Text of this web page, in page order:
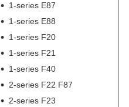
1-series E87
1-series E88
1-series F20
1-series F21
1-series F40
2-series F22 F87
2-series F23